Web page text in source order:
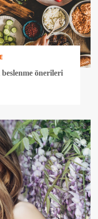
beslenme önerileri